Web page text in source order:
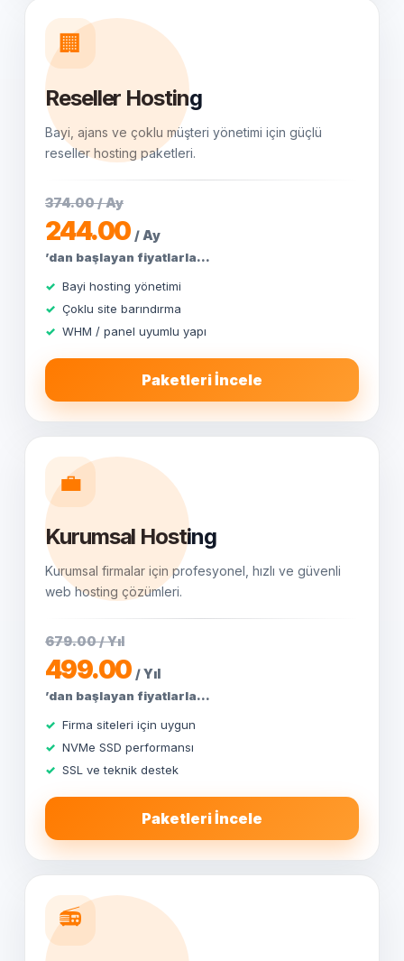
🏢
Reseller Hosting
Bayi, ajans ve çoklu müşteri yönetimi için güçlü
reseller hosting paketleri.
374.00 / Ay
244.00/ Ay
’dan başlayan fiyatlarla...
Bayi hosting yönetimi
Çoklu site barındırma
WHM / panel uyumlu yapı
Paketleri İncele
💼
Kurumsal Hosting
Kurumsal firmalar için profesyonel, hızlı ve güvenli
web hosting çözümleri.
679.00 / Yıl
499.00/ Yıl
’dan başlayan fiyatlarla...
Firma siteleri için uygun
NVMe SSD performansı
SSL ve teknik destek
Paketleri İncele
📻